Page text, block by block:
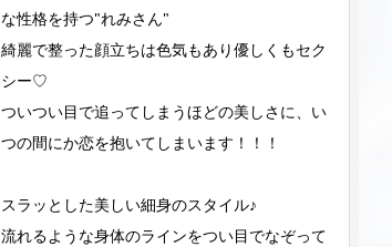
な性格を持つ"れみさん"
綺麗で整った顔立ちは色気もあり優しくもセク
シー♡
ついつい目で追ってしまうほどの美しさに、い
つの間にか恋を抱いてしまいます！！！
スラッとした美しい細身のスタイル♪
流れるような身体のラインをつい目でなぞって